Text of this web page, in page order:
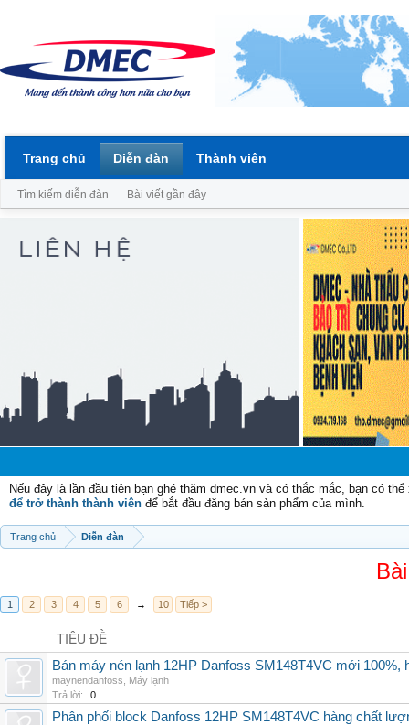
Nếu đây là lần đầu tiên bạn ghé thăm dmec.vn và có thắc mắc, bạn có
để trở thành thành viên để bắt đầu đăng bán sản phẩm của mình.
Trang chủ Diễn đàn
1 2 3 4 5 6 → 10 Tiếp >
TIÊU ĐỀ
Bán máy nén lạnh 12HP Danfoss SM148T4VC mới
maynendanfoss
Máy lạnh
Trả lời:
0
Phân phối block Danfoss 12HP SM148T4VC hàng chất
Trang chủ Diễn đàn
Tìm kiếm diễn đàn Bài viết gần đây
Thành viên